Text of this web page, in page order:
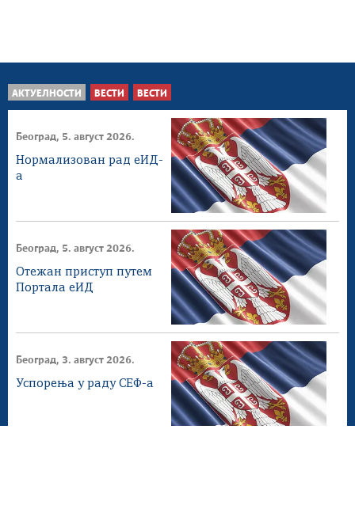
АКТУЕЛНОСТИ ВЕСТИ ВЕСТИ
Београд, 5. август 2026.
Нормализован рад еИД-
а
Београд, 5. август 2026.
Отежан приступ путем
Портала еИД
Београд, 3. август 2026.
Успорења у раду СЕФ-а